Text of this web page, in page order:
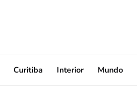
Curitiba Interior Mundo